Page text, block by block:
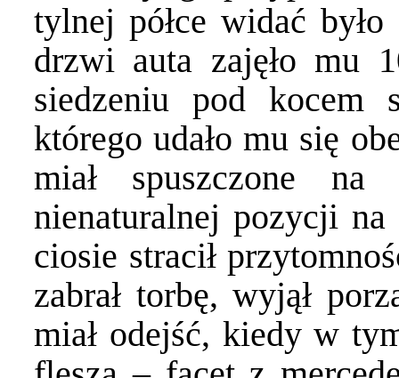
tylnej półce widać
drzwi auta zajęło mu
siedzeniu pod kocem
którego udało mu się
miał spuszczone
nienaturalnej pozycji
ciosie stracił
zabrał torbę, wyjął
miał odejść, kiedy w